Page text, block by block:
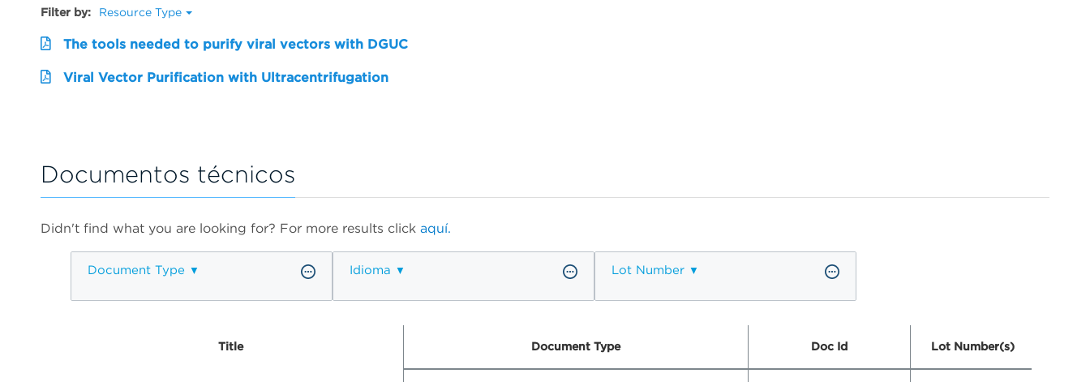
Filter by: Resource Type
The tools needed to purify viral vectors with DGUC
Viral Vector Purification with Ultracentrifugation
Documentos técnicos
Didn't find what you are looking for? For more results click aquí.
Document Type Idioma Lot Number
Title Document Type Doc Id Lot Number(s)